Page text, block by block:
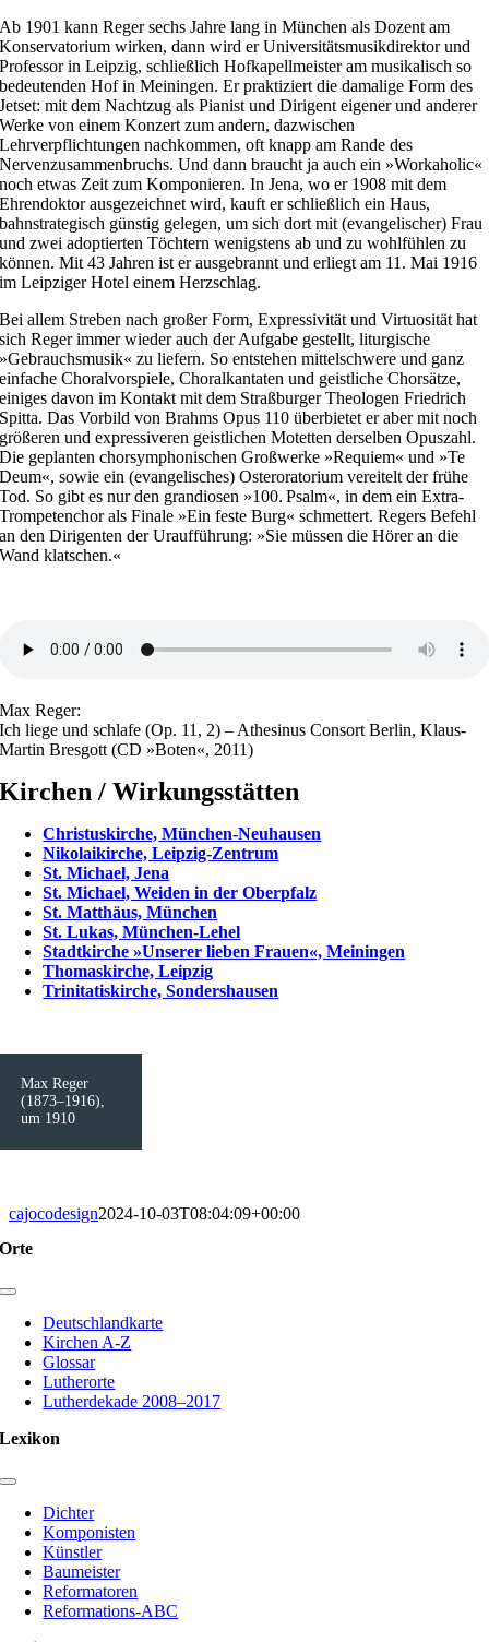
Ab 1901 kann Reger sechs Jahre lang in München als Dozent am
Konservatorium wirken, dann wird er Universitätsmusikdirektor und
Professor in Leipzig, schließlich Hofkapellmeister am musikalisch so
bedeutenden Hof in Meiningen. Er praktiziert die damalige Form des
Jetset: mit dem Nachtzug als Pianist und Dirigent eigener und anderer
Werke von einem Konzert zum andern, dazwischen
Lehrverpflichtungen nachkommen, oft knapp am Rande des
Nervenzusammenbruchs. Und dann braucht ja auch ein »Workaholic«
noch etwas Zeit zum Komponieren. In Jena, wo er 1908 mit dem
Ehrendoktor ausgezeichnet wird, kauft er schließlich ein Haus,
bahnstrategisch günstig gelegen, um sich dort mit (evangelischer) Frau
und zwei adoptierten Töchtern wenigstens ab und zu wohl­fühlen zu
können. Mit 43 Jahren ist er ausgebrannt und erliegt am 11. Mai 1916
im Leipziger Hotel einem Herzschlag.
Bei allem Streben nach großer Form, Expressivität und Virtuosität hat
sich Reger immer wieder auch der Aufgabe gestellt, liturgische
»Gebrauchsmusik« zu liefern. So entstehen mittelschwere und ganz
einfache Choralvorspiele, Choralkantaten und geistliche Chorsätze,
einiges davon im Kontakt mit dem Straßburger Theologen Friedrich
Spitta. Das Vorbild von Brahms Opus 110 überbietet er aber mit noch
größeren und expressiveren geistlichen Motetten derselben Opuszahl.
Die geplanten chorsymphonischen Großwerke »Requiem« und »Te
Deum«, sowie ein (evangelisches) Osteroratorium vereitelt der frühe
Tod. So gibt es nur den grandiosen »100. Psalm«, in dem ein Extra-
Trompetenchor als Finale »Ein feste Burg« schmettert. Regers Befehl
an den Dirigenten der Uraufführung: »Sie müssen die Hörer an die
Wand klatschen.«
Max Reger:
Ich liege und schlafe (Op. 11, 2) – Athesinus Consort Berlin, Klaus-
Martin Bresgott (CD »Boten«, 2011)
Kirchen / Wirkungsstätten
Christuskirche, München-Neuhausen
Nikolaikirche, Leipzig-Zentrum
St. Michael, Jena
St. Michael, Weiden in der Oberpfalz
St. Matthäus, München
St. Lukas, München-Lehel
Stadtkirche »Unserer lieben Frauen«, Meiningen
Thomaskirche, Leipzig
Trinitatiskirche, Sondershausen
Max Reger
(1873–1916),
um 1910
cajocodesign2024-10-03T08:04:09+00:00
Orte
Toggle
NavigationDeutschlandkarte
Kirchen A-Z
Glossar
Lutherorte
Lutherdekade 2008–2017
Lexikon
Toggle
Navigation
Dichter
Komponisten
Künstler
Baumeister
Reformatoren
Reformations-ABC